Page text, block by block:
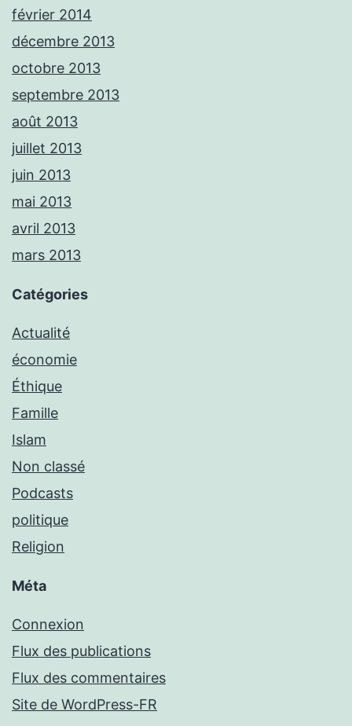
février 2014
décembre 2013
octobre 2013
septembre 2013
août 2013
juillet 2013
juin 2013
mai 2013
avril 2013
mars 2013
Catégories
Actualité
économie
Éthique
Famille
Islam
Non classé
Podcasts
politique
Religion
Méta
Connexion
Flux des publications
Flux des commentaires
Site de WordPress-FR